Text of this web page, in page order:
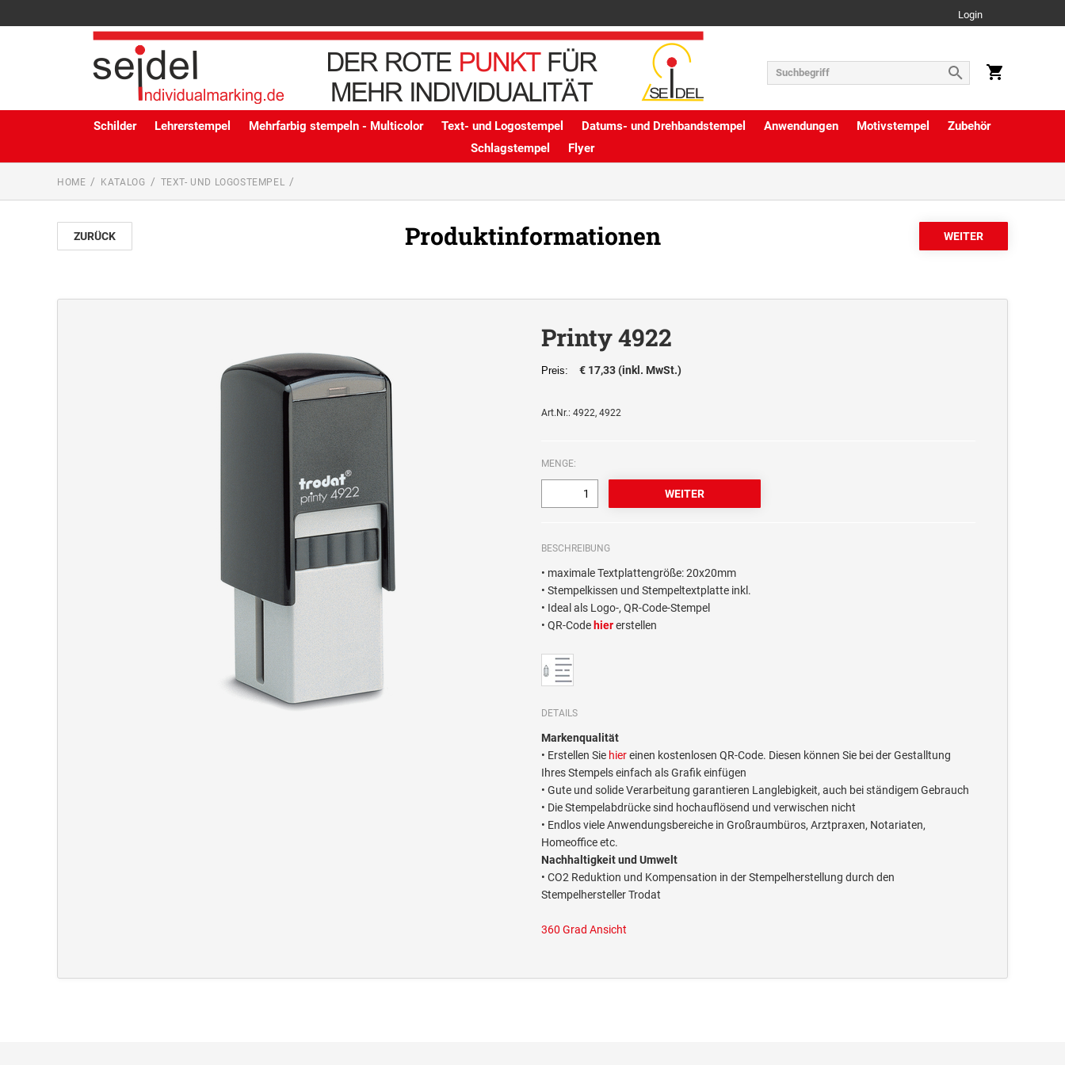
Login
Schilder Lehrerstempel Mehrfarbig stempeln - Multicolor Text- und Logostempel Datums- und Drehbandstempel Anwendungen Motivstempel
Zubehör
Schlagstempel
Flyer
HOME KATALOG TEXT- UND LOGOSTEMPEL
ZURÜCK Produktinformationen
Printy 4922
Preis: € 17,33 (inkl. MwSt.)
Art.Nr.: 4922, 4922
MENGE:
BESCHREIBUNG
• maximale Textplattengröße: 20x20mm
• Stempelkissen und Stempeltextplatte inkl.
• Ideal als Logo-, QR-Code-Stempel
• QR-Code hiererstellen
DETAILS
Markenqualität
• Erstellen Sie hiereinen kostenlosen QR-Code. Diesen können Sie bei der Gestalltung
Ihres Stempels einfach als Grafik einfügen
• Gute und solide Verarbeitung garantieren Langlebigkeit, auch bei ständigem Gebrauch
• Die Stempelabdrücke sind hochauflösend und verwischen nicht
• Endlos viele Anwendungsbereiche in Großraumbüros, Arztpraxen, Notariaten,
Homeoffice etc.
Nachhaltigkeit und Umwelt
• CO2 Reduktion und Kompensation in der Stempelherstellung durch den
Stempelhersteller Trodat
360 Grad Ansicht